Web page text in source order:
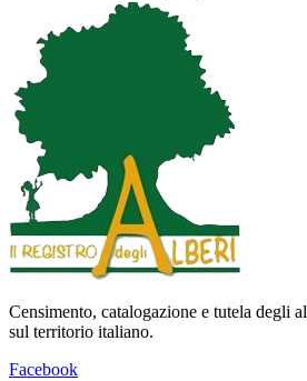
Censimento, catalogazione e tutela degli
sul territorio italiano.
Facebook